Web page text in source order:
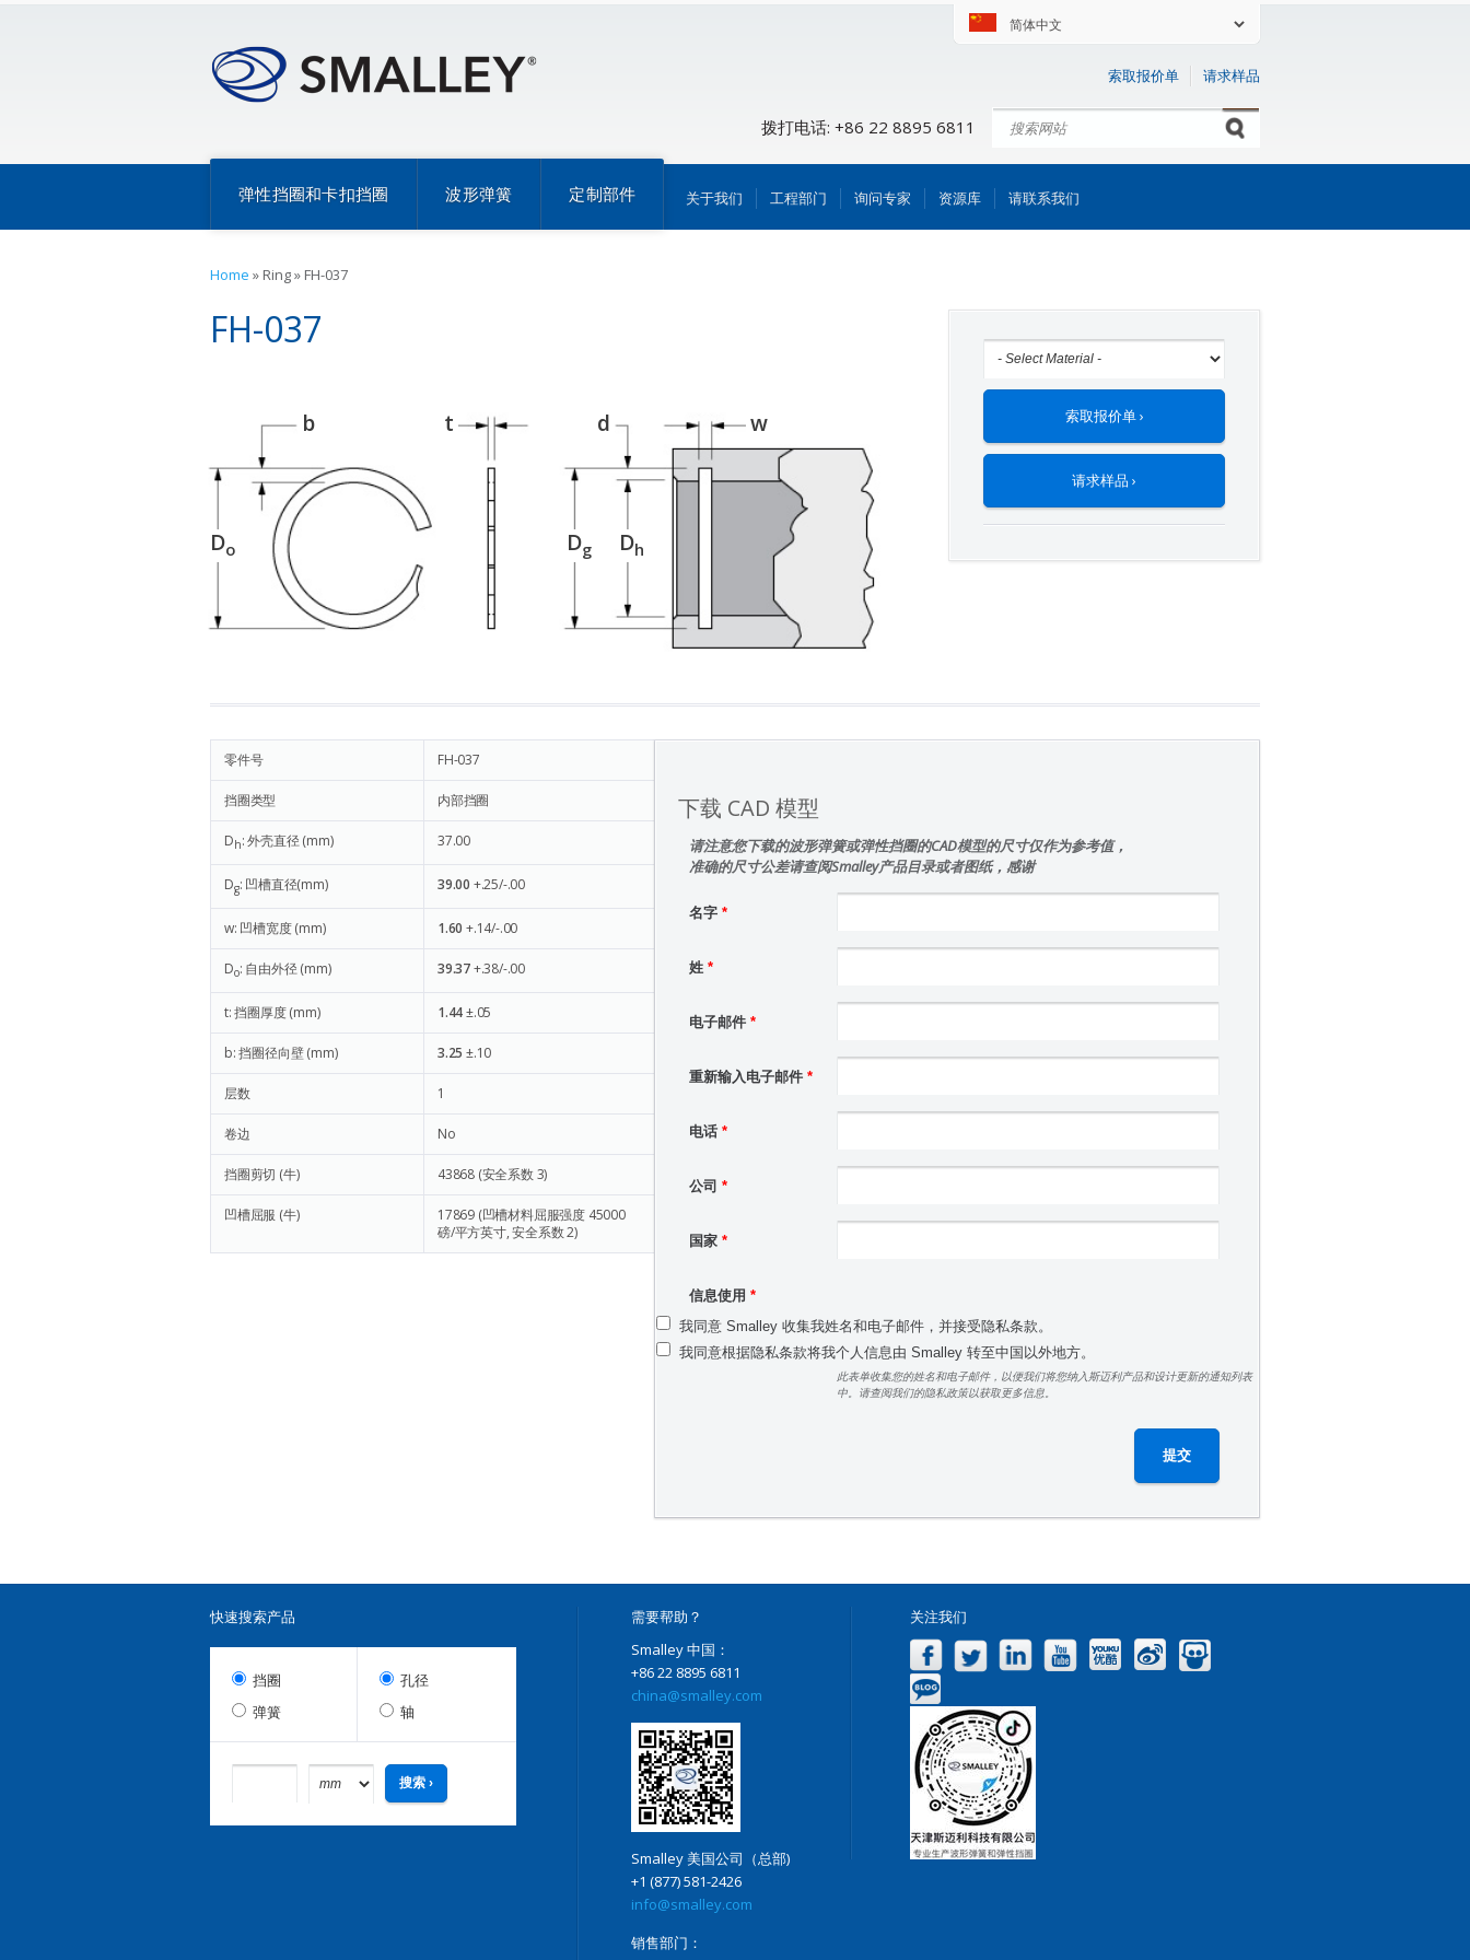
索取报价单 请求样品
拨打电话: +86 22 8895 6811 Search form
搜索
弹性挡圈和卡扣挡圈 波形弹簧 定制部件 关于我们 工程部门 询问专家 资源库 请联系我们
Home » Ring» FH-037
FH-037
b t d w
Dg Dh
Do
索取报价单 ›
请求样品 ›
零件号 FH-037
挡圈类型 内部挡圈
Dh: 外壳直径 (mm) 37.00
Dg: 凹槽直径(mm) 39.00 +.25/-.00
w: 凹槽宽度 (mm) 1.60 +.14/-.00
Do: 自由外径 (mm) 39.37+.38/-.00
t: 挡圈厚度 (mm) 1.44±.05
b: 挡圈径向壁 (mm) 3.25 ±.10
层数 1
卷边 No
挡圈剪切 (牛) 43868 (安全系数 3)
凹槽屈服 (牛) 17869 (凹槽材料屈服强度 45000
磅/平方英寸, 安全系数 2)
下载 CAD 模型
请注意您下载的波形弹簧或弹性挡圈的CAD模型的尺寸仅作为参考值，
准确的尺寸公差请查阅Smalley产品目录或者图纸，感谢
名字 *
姓 *
电子邮件 *
重新输入电子邮件 *
电话 *
公司 *
国家 *
信息使用 *
我同意 Smalley 收集我姓名和电子邮件，并接受隐私条款。
我同意根据隐私条款将我个人信息由 Smalley 转至中国以外地方。
此表单收集您的姓名和电子邮件，以便我们将您纳入斯迈利产品和设计更新的通知列表
中。请查阅我们的隐私政策以获取更多信息。
快速搜索产品
挡圈
弹簧
孔径
轴
需要帮助？
Smalley 中国：
+86 22 8895 6811
china@smalley.com
Smalley 美国公司（总部)
+1 (877) 581-2426
info@smalley.com
销售部门：
关注我们
FacebookTwitter LinkedIn